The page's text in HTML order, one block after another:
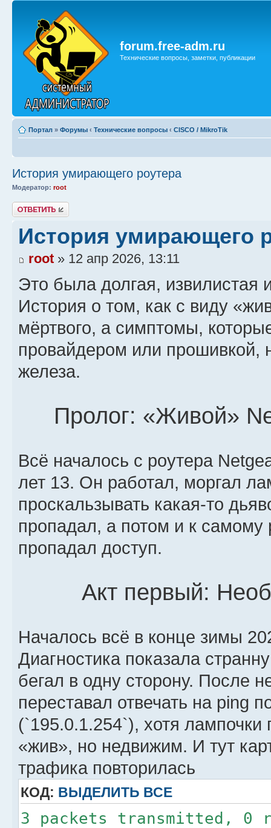
forum.free-adm.ru
Технические вопросы, заметки, публикации
Портал » Форумы ‹ Технические вопросы ‹ CISCO / MikroTik
История умирающего роутера
Модератор: root
Ответить
История умирающего
root » 12 апр 2026, 13:11
Это была долгая, извилистая
История о том, как с виду
мёртвого, а симптомы,
провайдером или прошивкой,
железа.
Пролог: «Живой»
Всё началось с роутера
лет 13. Он работал, моргал
проскальзывать какая-то
пропадал, а потом и к самому
пропадал доступ.
Акт первый:
Началось всё в конце зимы
Диагностика показала
бегал в одну сторону. После
переставал отвечать на ping
(`195.0.1.254`), хотя
«жив», но недвижим. И тут
трафика повторилась
КОД: ВЫДЕЛИТЬ ВСЕ
3 packets transmitted, 0